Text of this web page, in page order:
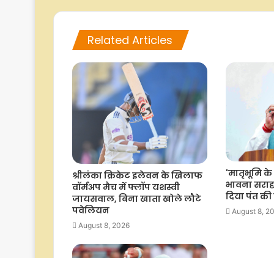
Related Articles
श्रीलंका क्रिकेट इलेवन के खिलाफ
वॉर्मअप मैच में फ्लॉप यशस्वी
जायसवाल, बिना खाता खोले लौटे
पवेलियन
August 8, 2026
'मातृभूमि के
भावना
दिया पंत
August 8,